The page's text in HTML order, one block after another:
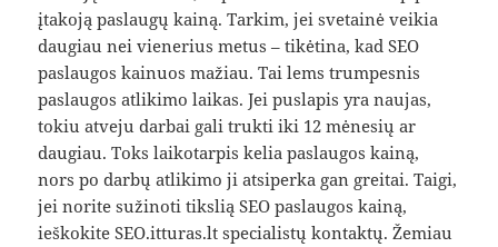
įtakoją paslaugų kainą. Tarkim, jei svetainė veikia
daugiau nei vienerius metus – tikėtina, kad SEO
paslaugos kainuos mažiau. Tai lems trumpesnis
paslaugos atlikimo laikas. Jei puslapis yra naujas,
tokiu atveju darbai gali trukti iki 12 mėnesių ar
daugiau. Toks laikotarpis kelia paslaugos kainą,
nors po darbų atlikimo ji atsiperka gan greitai. Taigi,
jei norite sužinoti tikslią SEO paslaugos kainą,
ieškokite SEO.itturas.lt specialistų kontaktų. Žemiau